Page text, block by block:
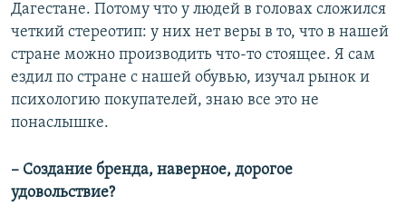
Дагестане. Потому что у людей в головах сложился
четкий стереотип: у них нет веры в то, что в нашей
стране можно производить что-то стоящее. Я сам
ездил по стране с нашей обувью, изучал рынок и
психологию покупателей, знаю все это не
понаслышке.
– Создание бренда, наверное, дорогое
удовольствие?